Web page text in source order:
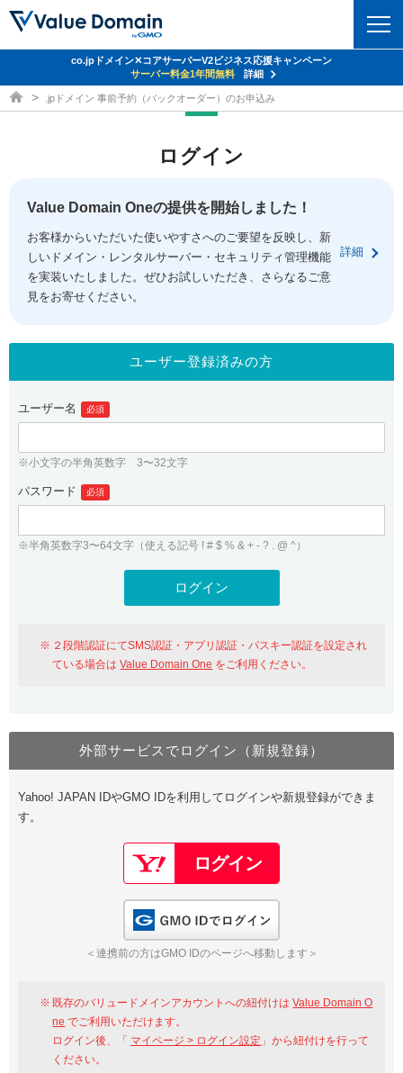
ドメイントップ
ドメイン移管
ドメイン価格一覧
ドメイン一括検索
.jpドメインオークション
gTLDオークション NEW!
.jpドメインバックオーダー
プレミアムドメイン
人気ドメインの種類
WHOIS検索
コアサーバー
バリューサーバー
XREA
セキュリティトップ
Value Domain ネットde診断
SSL証明書
サービストップ
お得意様割引
紹介制度
バリュードメインAPI
ドメイン・ホスティングOEM
facebook
ログイン
従来のバリュードメインをご利用希望の方
Value Domainにログイン
おすすめ One レンタルサーバーを含む最新の機能を使う方
Value Domain Oneにログイン
Google
GMO ID Amazon
※AmazonはValue Domain Oneのログイン画面へ遷移します
ユーザー登録
Value Domain Oneアカウント作成
以下でも登録可能
Google Yahoo!
GMO ID
co.jpドメイン✕コアサーバーV2ビジネス応援キャンペーン
サーバー料金1年間無料
詳細
ドメイン取得ならバリュードメイン
.jpドメイン 事前予約（バックオーダー）のお申込み
ログイン
Value Domain Oneの提供を開始しました！
お客様からいただいた使いやすさへのご要望を反映し、新
しいドメイン・レンタルサーバー・セキュリティ管理機能
を実装いたしました。ぜひお試しいただき、さらなるご意
見をお寄せください。
詳細
ユーザー登録済みの方
ユーザー名 必須
※小文字の半角英数字 3〜32文字
パスワード 必須
※半角英数字3〜64文字（使える記号 ! # $ % & + - ? . @ ^）
２段階認証にてSMS認証・アプリ認証・パスキー認証を設定され
ている場合はValue Domain One をご利用ください。
外部サービスでログイン（新規登録）
Yahoo! JAPAN IDやGMO IDを利用してログインや新規登録ができま
す。
＜連携前の方はGMO IDのページへ移動します＞
既存のバリュードメインアカウントへの紐付けはValue Domain O
ne でご利用いただけます。
ログイン後、「 マイページ > ログイン設定 」から紐付けを行って
ください。